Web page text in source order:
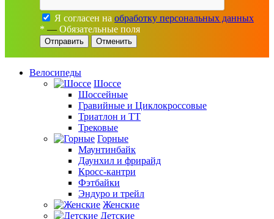
Я согласен на обработку персональных данных
* — Обязательные поля
Отменить
Велосипеды
Шоссе
Шоссейные
Гравийные и Циклокроссовые
Триатлон и ТТ
Трековые
Горные
Маунтинбайк
Даунхил и фрирайд
Кросс-кантри
Фэтбайки
Эндуро и трейл
Женские
Детские